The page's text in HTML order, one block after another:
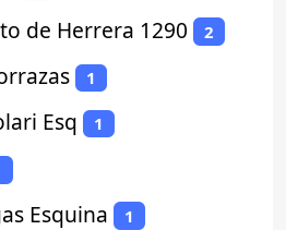
de Herrera 1290 2
1
Esq 1
Esquina 1